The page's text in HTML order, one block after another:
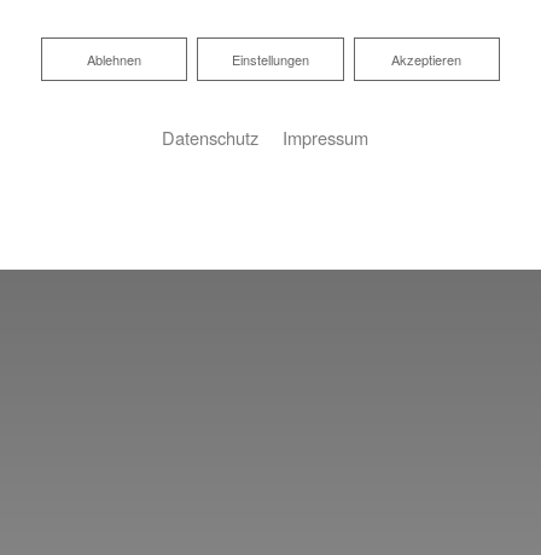
Akzeptieren
Einstellungen
Ablehnen
Ablehnen
Datenschutz Impressum